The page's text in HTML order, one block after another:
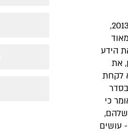
קובי שוורצבורד, מורה לפיסיקה וזוכה פרס טראמפ להוראה איכותית לשנת 2013,
הידע
את
לקחת
כי
שלהם,
עושים